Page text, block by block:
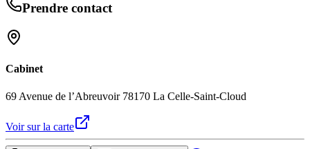
Prendre contact
Cabinet
69 Avenue de l’Abreuvoir 78170 La Celle-Saint-Cloud
Voir sur la carte